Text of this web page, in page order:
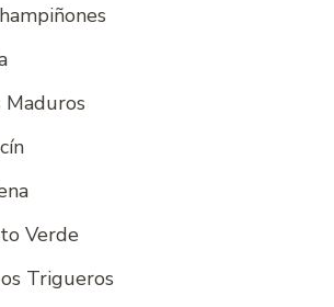
Verde
Trigueros